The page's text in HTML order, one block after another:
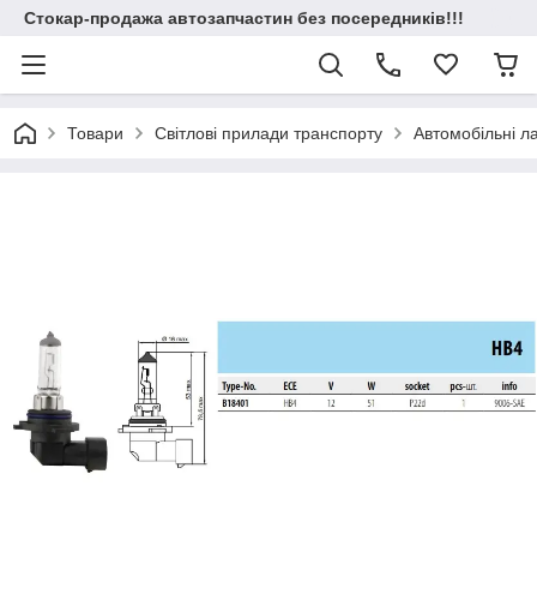
Стокар-продажа автозапчастин без посередників!!!
Товари Світлові прилади транспорту Автомобільні